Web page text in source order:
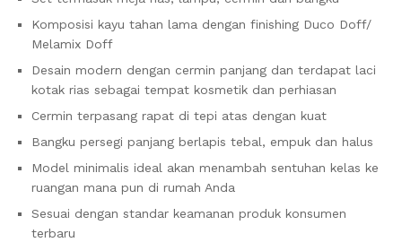
Komposisi kayu tahan lama dengan finishing Duco Doff/
Melamix Doff
Desain modern dengan cermin panjang dan terdapat laci
kotak rias sebagai tempat kosmetik dan perhiasan
Cermin terpasang rapat di tepi atas dengan kuat
Bangku persegi panjang berlapis tebal, empuk dan halus
Model minimalis ideal akan menambah sentuhan kelas ke
ruangan mana pun di rumah Anda
Sesuai dengan standar keamanan produk konsumen
terbaru